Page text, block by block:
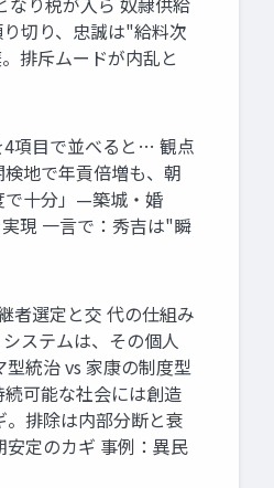
切り、忠誠は"給料次
排斥ムードが内乱と
項目で並べると… 観点
地で年貢倍増も、朝
で十分」—築城・婚
現 一言で：秀吉は"瞬
者選定と交 代の仕組み
ステムは、その個人
統治 vs 家康の制度型
可能な社会には創造
排除は内部分断と衰
定のカギ 事例：異民